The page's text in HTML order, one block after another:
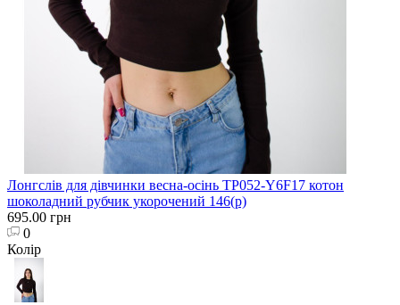
Лонгслів для дівчинки весна-осінь TP052-Y6F17 котон
шоколадний рубчик укорочений 146(р)
695.00 грн
0
Колір